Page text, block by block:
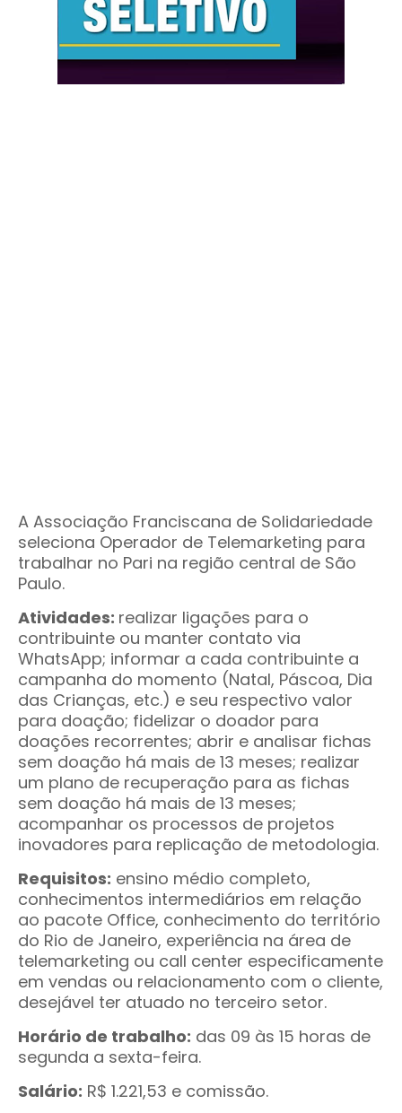
A Associação Franciscana de Solidariedade
seleciona Operador de Telemarketing para
trabalhar no Pari na região central de São
Paulo.
Atividades: realizar ligações para o
contribuinte ou manter contato via
WhatsApp; informar a cada contribuinte a
campanha do momento (Natal, Páscoa, Dia
das Crianças, etc.) e seu respectivo valor
para doação; fidelizar o doador para
doações recorrentes; abrir e analisar fichas
sem doação há mais de 13 meses; realizar
um plano de recuperação para as fichas
sem doação há mais de 13 meses;
acompanhar os processos de projetos
inovadores para replicação de metodologia.
Requisitos: ensino médio completo,
conhecimentos intermediários em relação
ao pacote Office, conhecimento do território
do Rio de Janeiro, experiência na área de
telemarketing ou call center especificamente
em vendas ou relacionamento com o cliente,
desejável ter atuado no terceiro setor.
Horário de trabalho: das 09 às 15 horas de
segunda a sexta-feira.
Salário: R$ 1.221,53 e comissão.